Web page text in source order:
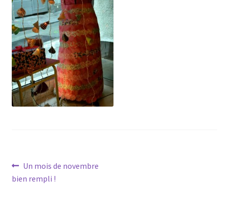
Navigation
de
Article
précédent :
Un mois de novembre
bien rempli !